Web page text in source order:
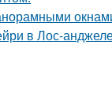
в Лос-